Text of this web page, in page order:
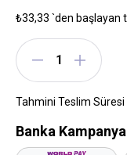
₺33,33 `den başlayan
Tahmini Teslim Süresi
Banka